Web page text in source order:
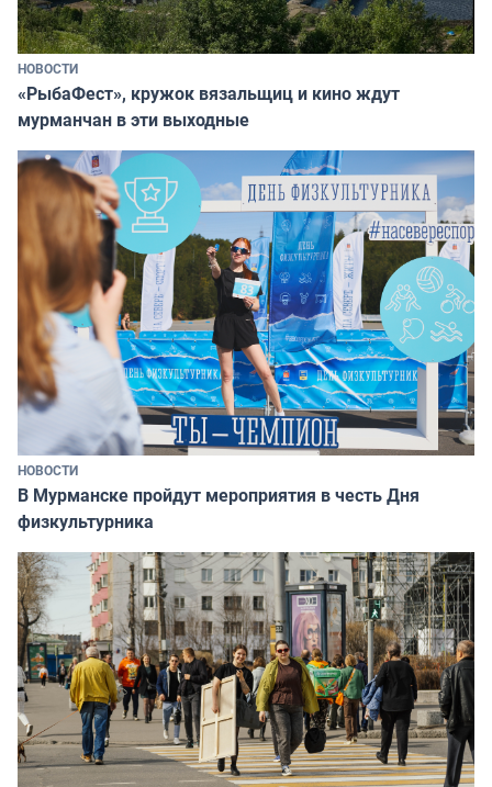
НОВОСТИ
«РыбаФест», кружок вязальщиц и кино ждут
мурманчан в эти выходные
НОВОСТИ
В Мурманске пройдут мероприятия в честь Дня
физкультурника